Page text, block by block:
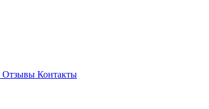
Отзывы Контакты